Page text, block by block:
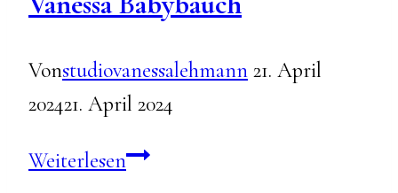
Vonstudiovanessalehmann 21. April
202421. April 2024
WeiterlesenVanessa